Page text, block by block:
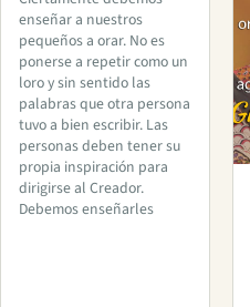
enseñar a nuestros
pequeños a orar. No es
ponerse a repetir como un
loro y sin sentido las
palabras que otra persona
tuvo a bien escribir. Las
personas deben tener su
propia inspiración para
dirigirse al Creador.
Debemos enseñarles